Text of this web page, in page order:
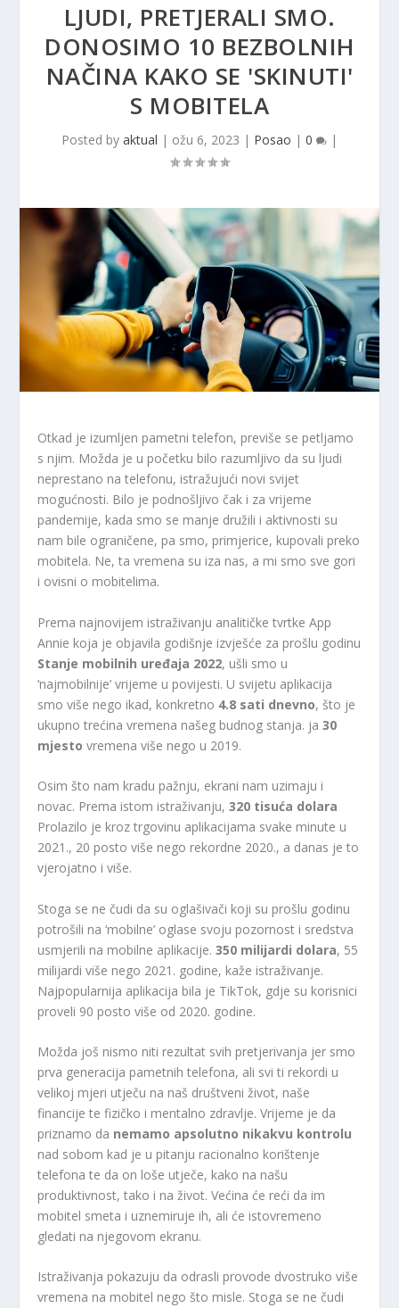
LJUDI, PRETJERALI SMO.
DONOSIMO 10 BEZBOLNIH
NAČINA KAKO SE 'SKINUTI'
S MOBITELA
Posted by aktual | ožu 6, 2023 | Posao | 0 |
Otkad je izumljen pametni telefon, previše se petljamo
s njim. Možda je u početku bilo razumljivo da su ljudi
neprestano na telefonu, istražujući novi svijet
mogućnosti. Bilo je podnošljivo čak i za vrijeme
pandemije, kada smo se manje družili i aktivnosti su
nam bile ograničene, pa smo, primjerice, kupovali preko
mobitela. Ne, ta vremena su iza nas, a mi smo sve gori
i ovisni o mobitelima.
Prema najnovijem istraživanju analitičke tvrtke App
Annie koja je objavila godišnje izvješće za prošlu godinu
Stanje mobilnih uređaja 2022, ušli smo u
‘najmobilnije’ vrijeme u povijesti. U svijetu aplikacija
smo više nego ikad, konkretno 4.8 sati dnevno, što je
ukupno trećina vremena našeg budnog stanja. ja30
mjestovremena više nego u 2019.
Osim što nam kradu pažnju, ekrani nam uzimaju i
novac. Prema istom istraživanju,320 tisuća dolara
Prolazilo je kroz trgovinu aplikacijama svake minute u
2021., 20 posto više nego rekordne 2020., a danas je to
vjerojatno i više.
Stoga se ne čudi da su oglašivači koji su prošlu godinu
potrošili na ‘mobilne’ oglase svoju pozornost i sredstva
usmjerili na mobilne aplikacije.350 milijardi dolara, 55
milijardi više nego 2021. godine, kaže istraživanje.
Najpopularnija aplikacija bila je TikTok, gdje su korisnici
proveli 90 posto više od 2020. godine.
Možda još nismo niti rezultat svih pretjerivanja jer smo
prva generacija pametnih telefona, ali svi ti rekordi u
velikoj mjeri utječu na naš društveni život, naše
financije te fizičko i mentalno zdravlje. Vrijeme je da
priznamo da nemamo apsolutno nikakvu kontrolu
nad sobom kad je u pitanju racionalno korištenje
telefona te da on loše utječe, kako na našu
produktivnost, tako i na život. Većina će reći da im
mobitel smeta i uznemiruje ih, ali će istovremeno
gledati na njegovom ekranu.
Istraživanja pokazuju da odrasli provode dvostruko više
vremena na mobitel nego što misle. Stoga se ne čudi